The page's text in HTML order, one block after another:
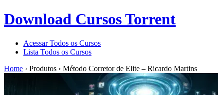
Download Cursos Torrent
Acessar Todos os Cursos
Lista Todos os Cursos
Home › Produtos › Método Corretor de Elite – Ricardo Martins